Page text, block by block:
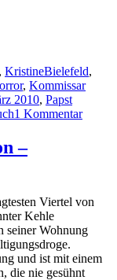
, KristineBielefeld,
, Kommissar
2010, Papst
1 Kommentarzu
–
–
Viertel von
Kehle
seiner Wohnung
und ist mit einem
die nie gesühnt